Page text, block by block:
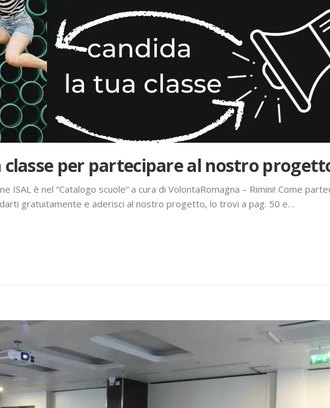
classe per partecipare al nostro
ISAL è nel “Catalogo scuole“ a cura di VolontaRomagna – Rimini! Come
gratuitamente e aderisci al nostro progetto, lo trovi a pag. 50 e…